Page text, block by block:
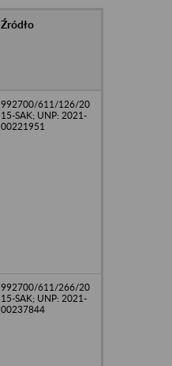
Źródło
992700/611/126/20
15-SAK; UNP: 2021-
00221951
992700/611/266/20
15-SAK; UNP: 2021-
00237844